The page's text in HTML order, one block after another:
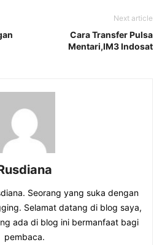
Next article
Cara Transfer Pulsa
Mentari,IM3 Indosat
Seorang yang suka dengan
Selamat datang di blog saya,
ada di blog ini bermanfaat bagi
pembaca.